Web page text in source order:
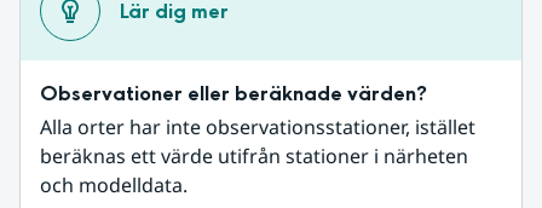
Lär dig mer
Observationer eller beräknade värden?
Alla orter har inte observationsstationer, istället
beräknas ett värde utifrån stationer i närheten
och modelldata.